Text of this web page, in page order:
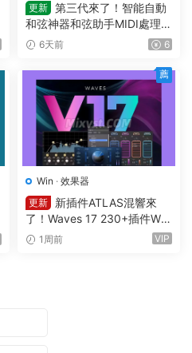
更新 第三代來了！智能自動
和弦神器和弦助手MIDI處理Pl
ugin Boutique – Scaler 3 v3.
6天前 6
Win · 效果器
更新
新插件ATLAS混響來
了！Waves 17 230+插件Wa
ves Ultimate v2026.07.27 In
1周前 VIP
薦